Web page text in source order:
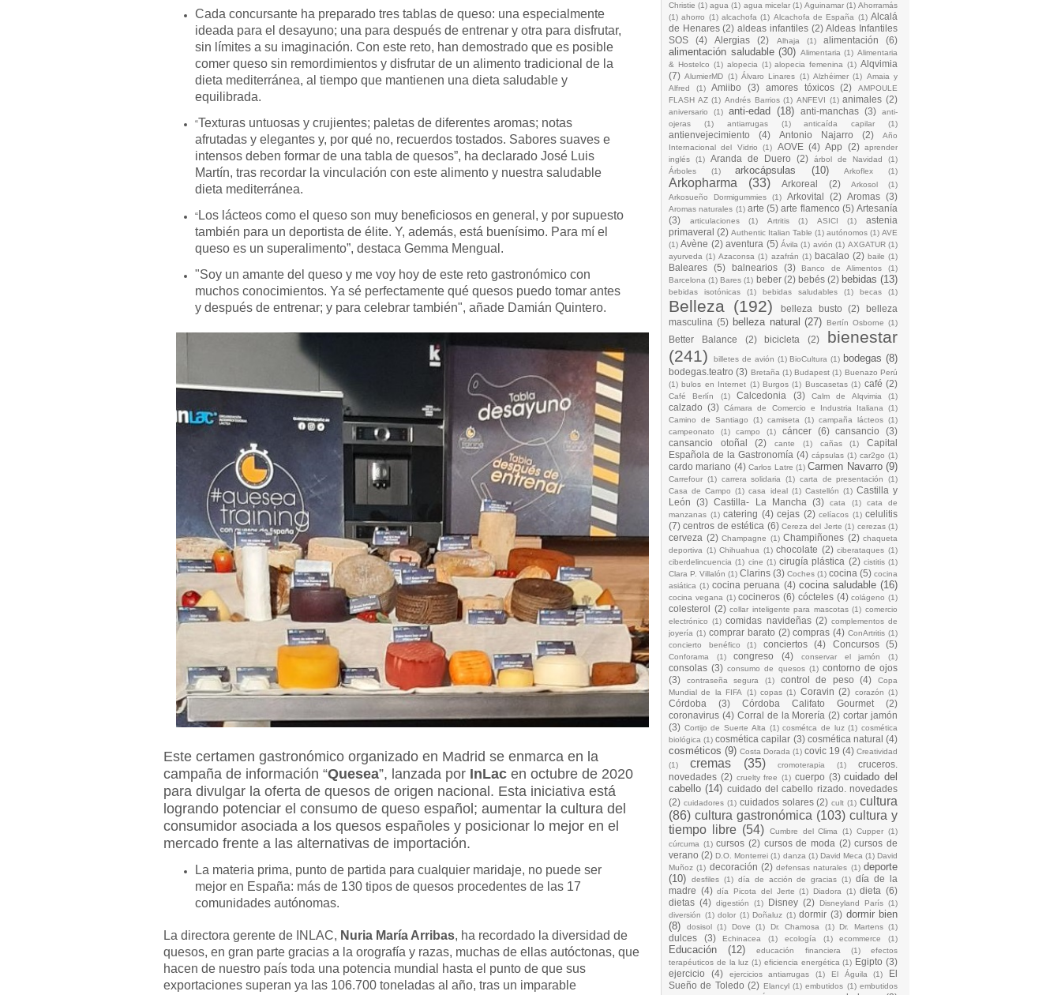
Cada concursante ha preparado tres tablas de queso: una especialmente
ideada para el desayuno; una para después de entrenar y otra para disfrutar,
sin límites a su imaginación. Con este reto, han demostrado que es posible
comer queso sin remordimientos y disfrutar de un alimento tradicional de la
dieta mediterránea, al tiempo que mantienen una dieta saludable y
equilibrada.
“Texturas untuosas y crujientes; paletas de diferentes aromas; notas
afrutadas y elegantes y, por qué no, recuerdos tostados. Sabores suaves e
intensos deben formar de una tabla de quesos”, ha declarado José Luis
Martín, tras recordar la vinculación con este alimento y nuestra saludable
dieta mediterránea.
“ Los lácteos como el queso son muy beneficiosos en general, y por supuesto
también para un deportista de élite. Y, además, está buenísimo. Para mí el
queso es un superalimento”, destaca Gemma Mengual.
"Soy un amante del queso y me voy hoy de este reto gastronómico con
muchos conocimientos. Ya sé perfectamente qué quesos puedo tomar antes
y después de entrenar; y para celebrar también", añade Damián Quintero.
Este certamen gastronómico organizado en Madrid se enmarca en la
campaña de información “Quesea”, lanzada por InLac en octubre de 2020
para divulgar la oferta de quesos de origen nacional. Esta iniciativa está
logrando potenciar el consumo de queso español; aumentar la cultura del
consumidor asociada a los quesos españoles y posicionar lo mejor en el
mercado frente a las alternativas de importación.
La materia prima, punto de partida para cualquier maridaje, no puede ser
mejor en España: más de 130 tipos de quesos procedentes de las 17
comunidades autónomas.
La directora gerente de INLAC, Nuria María Arribas, ha recordado la diversidad de
quesos, en gran parte gracias a la orografía y razas, muchas de ellas autóctonas, que
hacen de nuestro país toda una potencia mundial hasta el punto de que sus
exportaciones superan ya las 106.700 toneladas al año, tras un imparable
Christie (1) agua (1) agua micelar (1) Aguinamar (1) Ahorramás
(1) ahorro (1) alcachofa (1) Alcachofa de España (1) Alcalá
de Henares (2) aldeas infantiles (2) Aldeas Infantiles
SOS
(4) Alergias (2) Alhaja (1) alimentación (6)
alimentación saludable (30) Alimentaria (1) Alimentaria
& Hostelco (1) alopecia (1) alopecia femenina (1) Alqvimia
(7) AlumierMD (1) Álvaro Linares (1) Alzhéimer (1) Amaia y
Alfred
(1) Amiibo (3) amores tóxicos (2)
AMPOULE
FLASH AZ (1) Andrés Barrios (1) ANFEVI (1) animales (2)
aniversario (1) anti-edad (18) anti-manchas (3)
anti-
ojeras
(1) antiarrugas (1) anticaída capilar (1)
antienvejecimiento (4) Antonio Najarro (2)
Año
Internacional del Vidrio
(1) AOVE (4) App (2) aprender
inglés
(1) Aranda de Duero (2) árbol de Navidad
(1)
Árboles
(1) arkocápsulas (10) Arkoflex (1)
Arkopharma (33) Arkoreal (2) Arkosol
(1)
Arkosueño Dormigummies
(1) Arkovital (2) Aromas (3)
Aromas naturales (1) arte (5) arte flamenco (5) Artesanía
(3)
articulaciones (1) Artritis (1) ASICI (1)
astenia
primaveral (2) Authentic Italian Table (1) autónomos (1) AVE
(1) Avène (2) aventura (5) Ávila (1) avión (1) AXGATUR (1)
ayurveda (1) Azaconsa (1) azafrán (1) bacalao (2) baile (1)
Baleares (5) balnearios (3) Banco de Alimentos
(1)
Barcelona (1) Bares (1) beber (2) bebés (2) bebidas (13)
bebidas isotónicas (1) bebidas saludables (1) becas (1)
Belleza (192) belleza busto (2)
belleza
masculina (5) belleza natural (27) Bertín Osborne (1)
Better Balance (2) bicicleta (2)
bienestar
(241)
billetes de avión (1) BioCultura (1) bodegas (8)
bodegas.teatro (3) Bretaña (1) Budapest (1) Buenazo Perú
(1) bulos en Internet (1) Burgos (1) Buscasetas (1) café (2)
Café Berlín (1) Calcedonia (3) Calm de Alqvimia (1)
calzado (3) Cámara de Comercio e Industria Italiana (1)
Camino de Santiago
(1) camiseta (1) campaña lácteos (1)
campeonato
(1) campo (1) cáncer (6) cansancio
(3)
cansancio otoñal
(2) cante (1) cañas (1)
Capital
Española de la Gastronomía (4) cápsulas (1) car2go (1)
cardo mariano (4) Carlos Latre (1) Carmen Navarro (9)
Carrefour (1) carrera solidaria (1) carta de presentación
(1)
Casa de Campo (1) casa ideal (1) Castellón (1) Castilla y
León
(3) Castilla- La Mancha (3) cata (1)
cata de
manzanas (1) catering (4) cejas (2) celíacos (1) celulitis
(7) centros de estética (6) Cereza del Jerte (1) cerezas (1)
cerveza (2) Champagne (1) Champiñones (2) chaqueta
deportiva (1) Chihuahua (1) chocolate (2) ciberataques (1)
ciberdelincuencia (1) cine (1) cirugía plástica (2) cistitis (1)
Clara P. Villalón (1) Clarins (3) Coches (1) cocina (5) cocina
asiática (1) cocina peruana (4) cocina saludable (16)
cocina vegana (1) cocineros (6) cócteles (4) colágeno (1)
colesterol (2) collar inteligente para mascotas (1) comercio
electrónico (1) comidas navideñas (2) complementos de
joyería (1) comprar barato (2) compras (4) ConArtritis (1)
concierto benéfico
(1) conciertos (4) Concursos (5)
Conforama (1) congreso (4) conservar el jamón (1)
consolas (3) consumo de quesos (1) contorno de ojos
(3)
contraseña segura (1) control de peso (4)
Copa
Mundial de la FIFA (1) copas (1) Coravin (2) corazón (1)
Córdoba (3) Córdoba Califato Gourmet
(2)
coronavirus (4) Corral de la Morería (2) cortar jamón
(3) Cortijo de Suerte Alta (1) cosmétca de luz (1) cosmética
biológica (1) cosmética capilar (3) cosmética natural (4)
cosméticos (9) Costa Dorada (1) covic 19 (4) Creatividad
(1)
cremas (35) cromoterapia (1)
cruceros.
novedades (2) cruelty free (1) cuerpo (3) cuidado del
cabello (14) cuidado del cabello rizado. novedades
(2) cuidadores (1) cuidados solares (2) cult (1) cultura
(86) cultura gastronómica (103) cultura y
tiempo libre (54) Cumbre del Clima (1) Cupper (1)
cúrcuma (1) cursos (2) cursos de moda (2) cursos de
verano (2) D.O. Monterrei (1) danza (1) David Meca (1) David
Muñoz (1) decoración (2) defensas naturales (1) deporte
(10)
desfiles (1) día de acción de gracias (1) día de la
madre (4) día Picota del Jerte (1) Diadora (1) dieta (6)
dietas (4) digestión (1) Disney (2) Disneyland París (1)
diversión (1) dolor (1) Doñaluz (1) dormir (3) dormir bien
(8)
dosisol (1) Dove (1) Dr. Chamosa (1) Dr. Martens (1)
dulces (3) Echinacea (1) ecología (1) ecommerce (1)
Educación (12) educación financiera (1)
efectos
terapéuticos de la luz (1) eficiencia energética (1) Egipto (3)
ejercicio
(4) ejercicios antiarrugas (1) El Águila (1)
El
Sueño de Toledo (2) Elancyl (1) embutidos (1) embutidos